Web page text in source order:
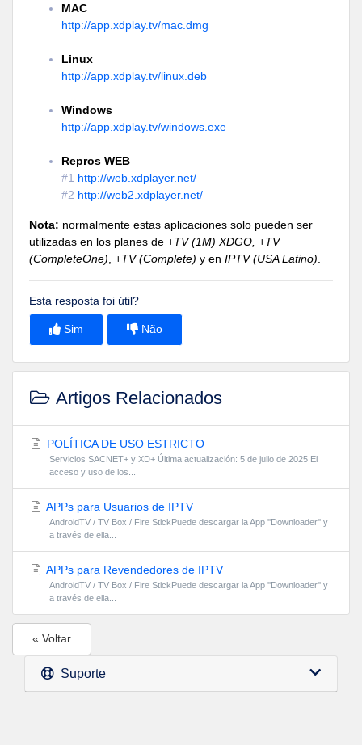
MAC
http://app.xdplay.tv/mac.dmg
Linux
http://app.xdplay.tv/linux.deb
Windows
http://app.xdplay.tv/windows.exe
Repros WEB
#1 http://web.xdplayer.net/
#2 http://web2.xdplayer.net/
Nota: normalmente estas aplicaciones solo pueden ser
utilizadas en los planes de +TV (1M) XDGO, +TV
(CompleteOne) +TV (Complete) y en IPTV (USA Latino)
Esta resposta foi útil?
Sim Não
Artigos Relacionados
POLÍTICA DE USO ESTRICTO
Servicios SACNET+ y XD+ Última actualización: 5 de julio de 2025 El
acceso y uso de los...
APPs para Usuarios de IPTV
AndroidTV / TV Box / Fire StickPuede descargar la App ''Downloader'' y
a través de ella...
APPs para Revendedores de IPTV
AndroidTV / TV Box / Fire StickPuede descargar la App ''Downloader'' y
a través de ella...
« Voltar
Suporte